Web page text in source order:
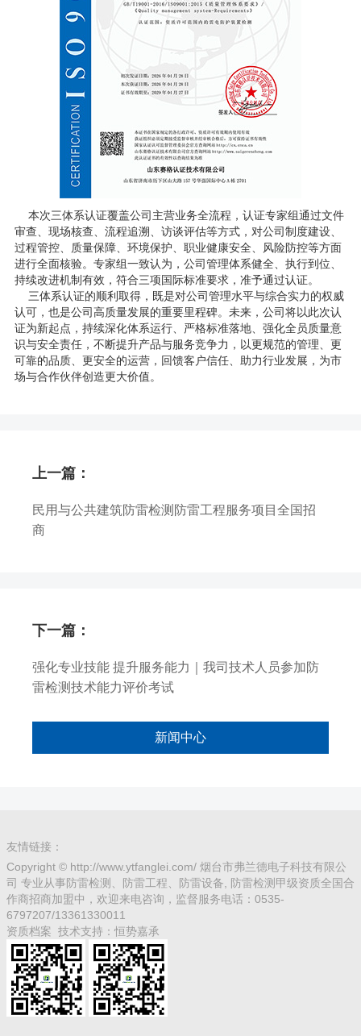
本次三体系认证覆盖公司主营业务全流程，认证专家组通过文件
审查、现场核查、流程追溯、访谈评估等方式，对公司制度建设、
过程管控、质量保障、环境保护、职业健康安全、风险防控等方面
进行全面核验。专家组一致认为，公司管理体系健全、执行到位、
持续改进机制有效，符合三项国际标准要求，准予通过认证。
三体系认证的顺利取得，既是对公司管理水平与综合实力的权威
认可，也是公司高质量发展的重要里程碑。未来，公司将以此次认
证为新起点，持续深化体系运行、严格标准落地、强化全员质量意
识与安全责任，不断提升产品与服务竞争力，以更规范的管理、更
可靠的品质、更安全的运营，回馈客户信任、助力行业发展，为市
场与合作伙伴创造更大价值。
上一篇：
民用与公共建筑防雷检测防雷工程服务项目全国招
商
下一篇：
强化专业技能 提升服务能力｜我司技术人员参加防
雷检测技术能力评价考试
新闻中心
友情链接：
Copyright © http://www.ytfanglei.com/ 烟台市弗兰德电子科技有限公
司 专业从事防雷检测、防雷工程、防雷设备, 防雷检测甲级资质全国合
作商招商加盟中，欢迎来电咨询，监督服务电话：0535-
6797207/13361330011
资质档案 技术支持： 恒势嘉承